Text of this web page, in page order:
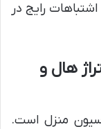
رایج در
هال و
منزل است.